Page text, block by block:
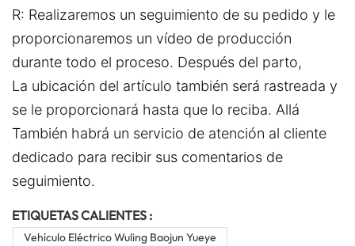
R: Realizaremos un seguimiento de su pedido y le
proporcionaremos un vídeo de producción
durante todo el proceso. Después del parto,
La ubicación del artículo también será rastreada y
se le proporcionará hasta que lo reciba. Allá
También habrá un servicio de atención al cliente
dedicado para recibir sus comentarios de
seguimiento.
ETIQUETAS CALIENTES :
Vehículo Eléctrico Wuling Baojun Yueye